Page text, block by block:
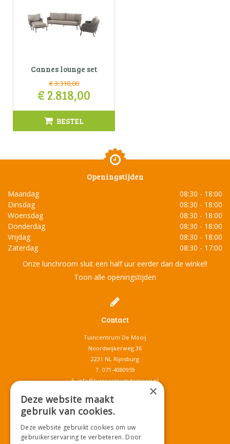
Cannes lounge set
€3.318,00
€ 2.818,00
BESTEL
Openingstijden
Maandag
08:30 - 18:00
Dinsdag
08:30 - 18:00
Woensdag
08:30 - 18:00
Donderdag
08:30 - 18:00
Vrijdag
08:30 - 18:00
Zaterdag
08:30 - 17:00
Onze lunchroom sluit een half uur eerder dan de winkel!
Toon alle openingstijden
Contact
Tuincentrum De Mooij
Noordwijkerweg 36
2231 NL Rijnsburg
T. 071-4080959
E.info@tuincentrumdemooij.nl
Download onze App!
×
Deze website maakt
gebruik van cookies.
Deze website gebruikt cookies om uw
gebruikerservaring te verbeteren. Door